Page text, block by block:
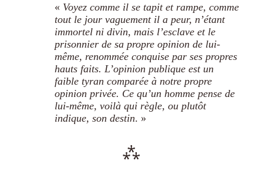
« Voyez comme il se tapit et rampe, comme
tout le jour vaguement il a peur, n’étant
immortel ni divin, mais l’esclave et le
prisonnier de sa propre opinion de lui-
même, renommée conquise par ses propres
hauts faits. L’opinion publique est un
faible tyran comparée à notre propre
opinion privée. Ce qu’un homme pense de
lui-même, voilà qui règle, ou plutôt
indique, son destin. »